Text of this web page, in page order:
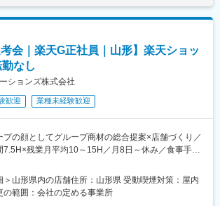
てきました。当社は、創業当時から販売からメンテ
約300店舗を展開、売上高も年々更新し続けてお
様へ誰もが自由に愛車を選び、安心して楽しめる
ていくべく、今後も安定した更なる事業成長・店舗
、安定した経営を継続していきます。
（お客様対応：ご案内・手続きなど）
（45分程度）
様対応
（30分程度）
様対応、店内業務（在庫管理やディスプレイ変更な
のスタッフが中心となって活躍しています。
は様々。飲食店スタッフ、バスガイド、レンタカ
会｜楽天G正社員｜山形】楽天ショッ
なし
ションズ株式会社
歓迎 業種未経験歓迎
プの顔としてグループ商材の総合提案×店舗づくり／
7.5H×残業月平均10～15H／月8日～休み／食事手当
ショップに来店されるお客様へ、スマートフォン・
楽天カード・楽天市場・楽天ポイントなど、楽天経
サービスを総合的にご提案します。単なる携帯販売
＞山形県内の店舗住所：山形県 受動喫煙対策：屋内
の範囲：会社の定める事業所